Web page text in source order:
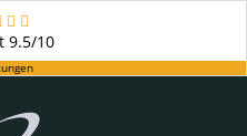
9.5/10